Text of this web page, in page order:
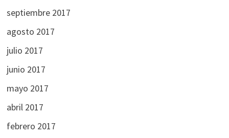
septiembre 2017
agosto 2017
julio 2017
junio 2017
mayo 2017
abril 2017
febrero 2017